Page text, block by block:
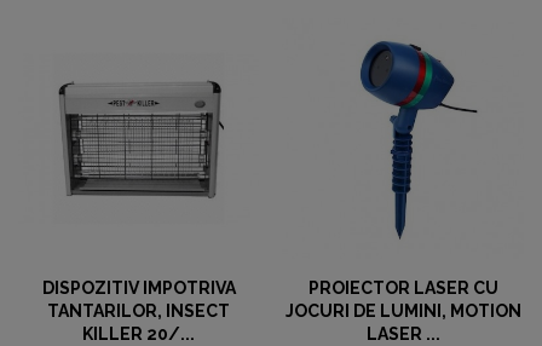
DISPOZITIV IMPOTRIVA
TANTARILOR, INSECT
KILLER 20/...
PROIECTOR LASER CU
JOCURI DE LUMINI, MOTION
LASER ...